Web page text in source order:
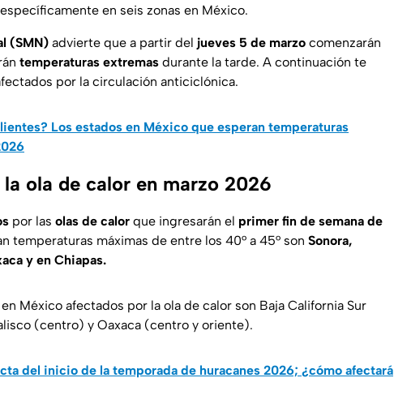
específicamente en seis zonas en México.
(SMN) advierte que a partir del jueves 5 de marzo comenzarán
temperaturas extremas durante la tarde. A continuación te
por la circulación anticiclónica.
Los estados en México que esperan temperaturas
ola de calor en marzo 2026
por las olas de calor que ingresarán el primer fin de semana de
temperaturas máximas de entre los 40° a 45° son Sonora,
y en Chiapas.
México afectados por la ola de calor son Baja California Sur
(centro) y Oaxaca (centro y oriente).
del inicio de la temporada de huracanes 2026; ¿cómo afectará